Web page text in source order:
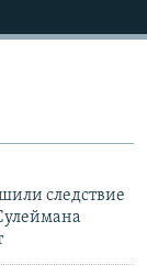
следствие